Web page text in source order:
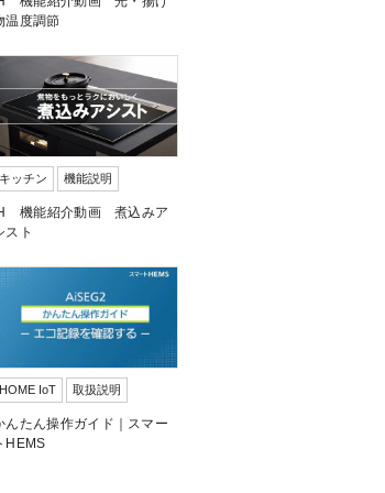
温度調節
キッチン 機能説明
機能紹介動画 煮込みア
スト
HOME IoT 取扱説明
んたん操作ガイド｜スマー
HEMS